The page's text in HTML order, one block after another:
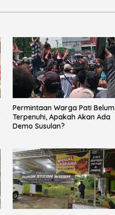
Permintaan Warga Pati Belum
Terpenuhi, Apakah Akan Ada
Demo Susulan?